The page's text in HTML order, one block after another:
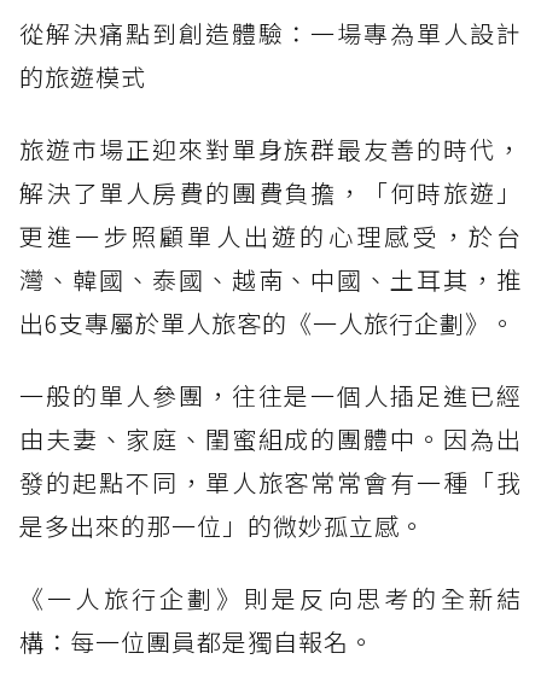
從解決痛點到創造體驗：一場專為單人設計
的旅遊模式
旅遊市場正迎來對單身族群最友善的時代，
解決了單人房費的團費負擔，「何時旅遊」
更進一步照顧單人出遊的心理感受，於台
灣、韓國、泰國、越南、中國、土耳其，推
出6支專屬於單人旅客的《一人旅行企劃》。
一般的單人參團，往往是一個人插足進已經
由夫妻、家庭、閨蜜組成的團體中。因為出
發的起點不同，單人旅客常常會有一種「我
是多出來的那一位」的微妙孤立感。
《一人旅行企劃》則是反向思考的全新結
構：每一位團員都是獨自報名。